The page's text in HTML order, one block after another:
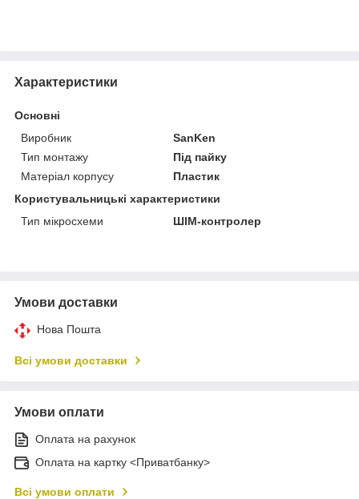
Характеристики
Основні
Виробник
SanKen
Тип монтажу
Під пайку
Матеріал корпусу
Пластик
Користувальницькі характеристики
Тип мікросхеми
ШІМ-контролер
Умови доставки
Нова Пошта
Всі умови доставки
Умови оплати
Оплата на рахунок
Оплата на картку <Приватбанку>
Всі умови оплати